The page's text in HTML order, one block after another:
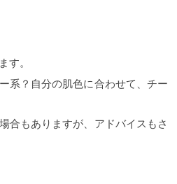
す。
系？自分の肌色に合わせて、チー
合もありますが、アドバイスもさ